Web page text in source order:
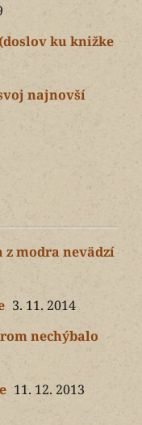
ku knižke
najnovší
z modra nevädzí
3. 11. 2014
nechýbalo
11. 12. 2013